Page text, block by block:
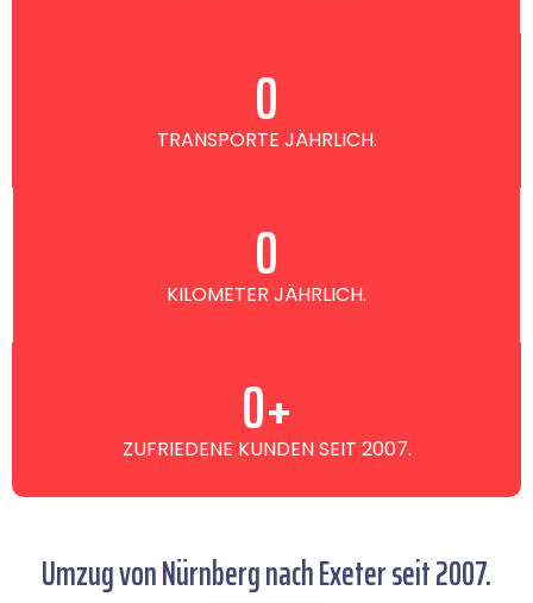
TRANSPORTE JÄHRLICH.
0
KILOMETER JÄHRLICH.
0
ZUFRIEDENE KUNDEN SEIT 2007.
0+
Umzug von Nürnberg nach Exeter seit 2007.